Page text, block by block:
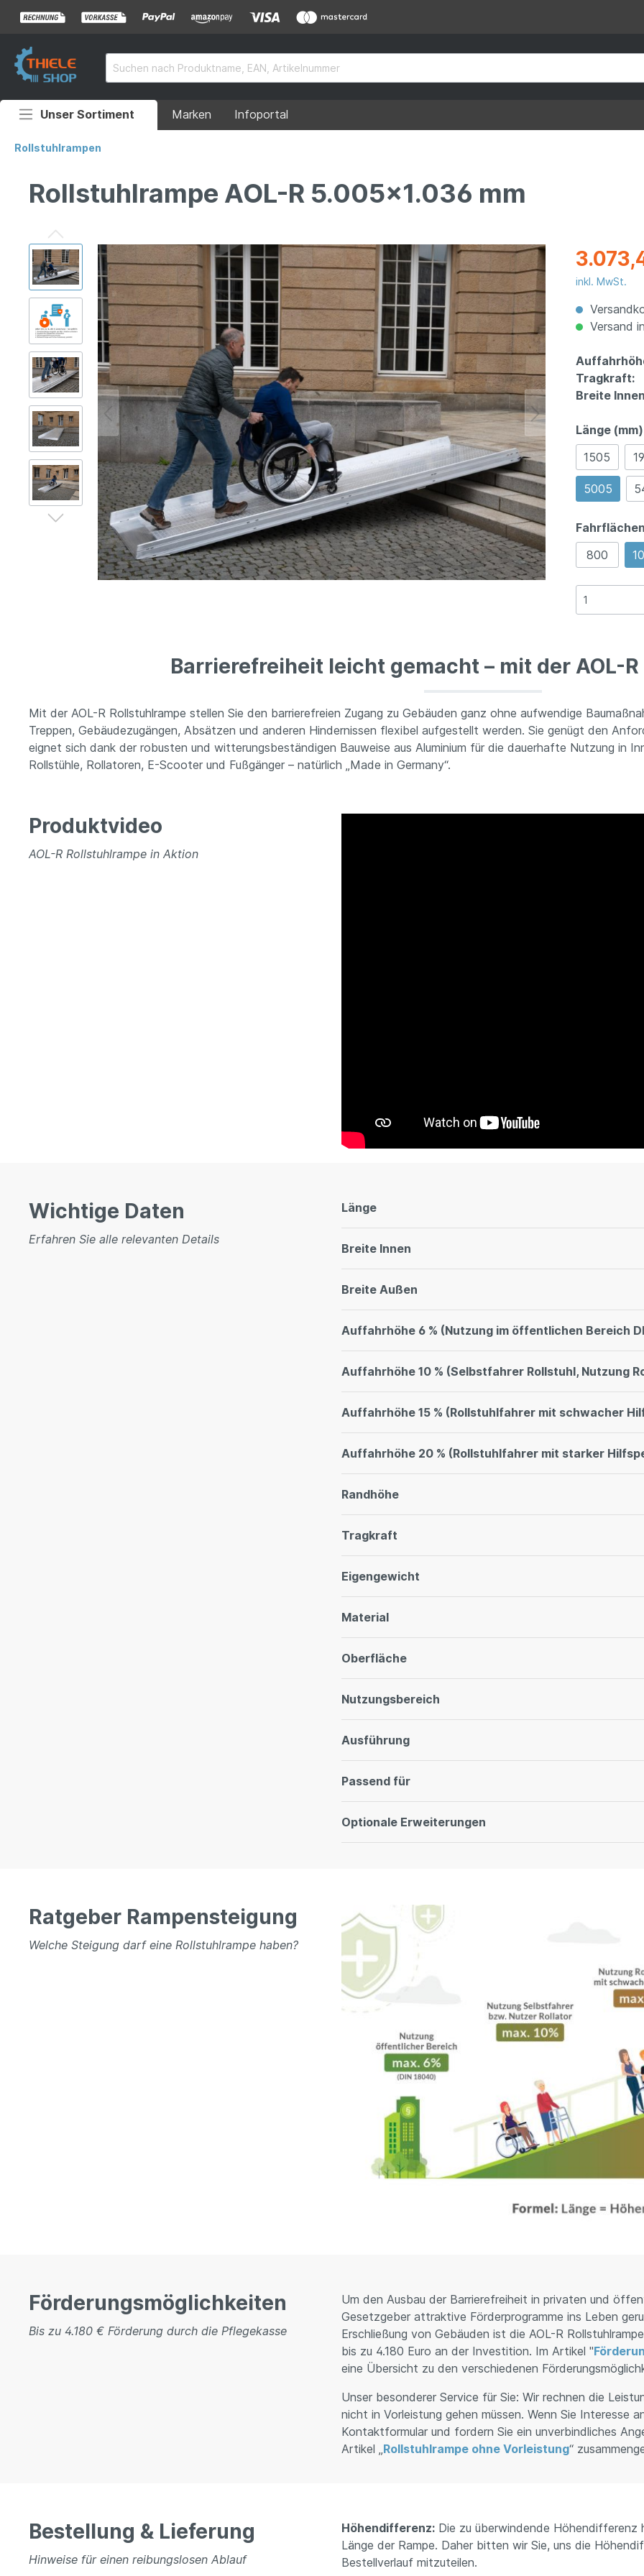
Unser Sortiment Marken Infoportal
Auffahrrampen
Rollstuhlrampen
Grubenabdeckungen
Absperrtechnik
Gerüsttechnik
Leitern
Lagertechnik
Hubgeräte
Lkw-Enteisung
Zubehör
Rollstuhlrampen
Rollstuhlrampe AOL-R 5.005x1.036 mm
inkl. MwSt.
Versand
Tragkraft:
Breite
Länge (mm)
1505
5005
800
Barrierefreiheit leicht gemacht – mit der AOL-
Mit der AOL-R Rollstuhlrampe stellen Sie den barrierefreien Zugang zu Gebäuden ganz ohne aufwendige
Treppen, Gebäudezugängen, Absätzen und anderen Hindernissen flexibel aufgestellt werden. Sie genügt den
eignet sich dank der robusten und witterungsbeständigen Bauweise aus Aluminium für die dauerhafte Nutzung in
Rollstühle, Rollatoren, E-Scooter und Fußgänger – natürlich „Made in Germany“.
Produktvideo
AOL-R Rollstuhlrampe in Aktion
Wichtige Daten
Erfahren Sie alle relevanten Details
Länge
Breite Innen
Breite Außen
Auffahrhöhe 6 % (Nutzung im öffentlichen Bereich
Auffahrhöhe 10 % (Selbstfahrer Rollstuhl, Nutzung
Auffahrhöhe 15 % (Rollstuhlfahrer mit schwacher
Auffahrhöhe 20 % (Rollstuhlfahrer mit starker
Randhöhe
Tragkraft
Eigengewicht
Material
Oberfläche
Nutzungsbereich
Ausführung
Passend für
Optionale Erweiterungen
Ratgeber Rampensteigung
Welche Steigung darf eine Rollstuhlrampe haben?
Förderungsmöglichkeiten
Bis zu 4.180 € Förderung durch die Pflegekasse
Um den Ausbau der Barrierefreiheit in privaten und
Gesetzgeber attraktive Förderprogramme ins Leben
Erschließung von Gebäuden ist die AOL-R
bis zu 4.180 Euro an der Investition. Im Artikel "
eine Übersicht zu den verschiedenen
Unser besonderer Service für Sie: Wir rechnen die
nicht in Vorleistung gehen müssen. Wenn Sie Interesse
Kontaktformular und fordern Sie ein unverbindliches
Artikel „ Rollstuhlrampe ohne Vorleistung“
Bestellung & Lieferung
Hinweise für einen reibungslosen Ablauf
Höhendifferenz:Die zu überwindende Höhendifferenz
Länge der Rampe. Daher bitten wir Sie, uns die
Bestellverlauf mitzuteilen.